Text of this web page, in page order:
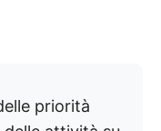
priorità